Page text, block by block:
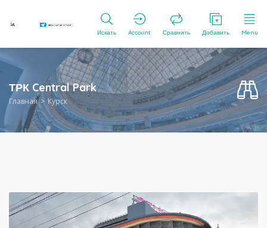
Искать Account Сравнить Добавить Menu
ТРК Central Park
Главная Курск